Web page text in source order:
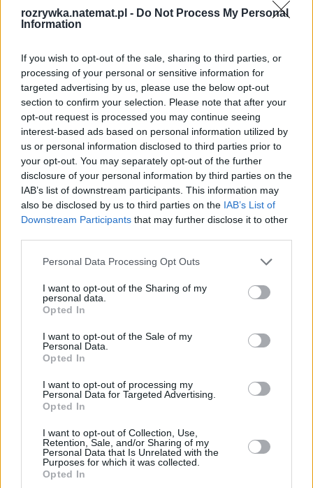
rozrywka.natemat.pl - Do Not Process My Personal
Information
If you wish to opt-out of the sale, sharing to third parties, or
processing of your personal or sensitive information for
targeted advertising by us, please use the below opt-out
section to confirm your selection. Please note that after your
opt-out request is processed you may continue seeing
interest-based ads based on personal information utilized by
us or personal information disclosed to third parties prior to
your opt-out. You may separately opt-out of the further
disclosure of your personal information by third parties on the
IAB’s list of downstream participants. This information may
also be disclosed by us to third parties on the IAB’s List of
Downstream Participants that may further disclose it to other
Personal Data Processing Opt Outs
I want to opt-out of the Sharing of my
personal data.
Opted In
I want to opt-out of the Sale of my
Personal Data.
Opted In
I want to opt-out of processing my
Personal Data for Targeted Advertising.
Opted In
I want to opt-out of Collection, Use,
Retention, Sale, and/or Sharing of my
Personal Data that Is Unrelated with the
Purposes for which it was collected.
Opted In
Czytaj także: